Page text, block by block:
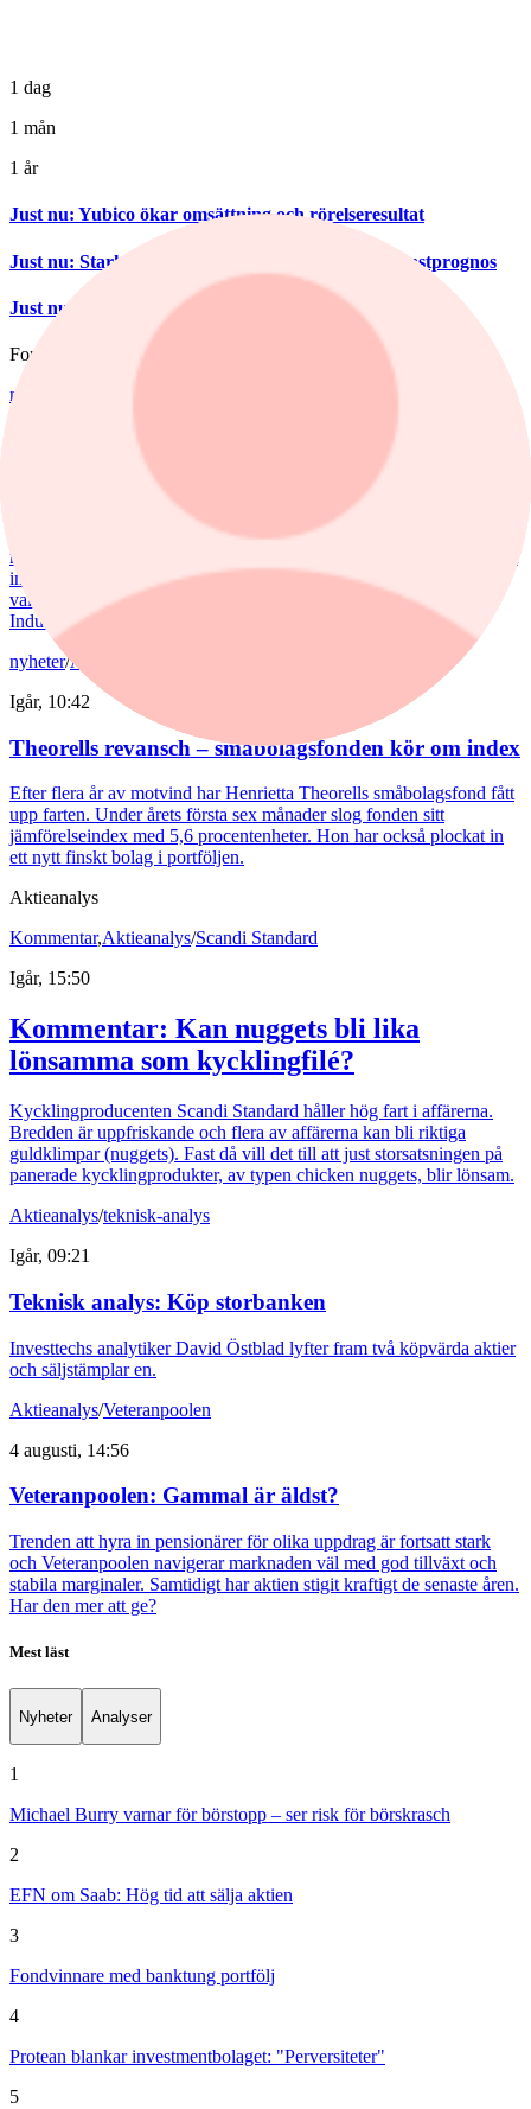
1 dag
1 mån
1 år
Just nu: Yubico ökar omsättning och rörelseresultat
Just nu: Stark orderingång för Siemens – höjer vinstprognos
Just nu Lundin Minings resultat sämre än väntat
Fonder
nyheter
Fondvinnare med banktung portfölj
Tommi Saukkoriipi har styrt nästan halva SEB Swedish Value Fund
mot finanssektorn. Det har varit ett vinnande drag. Fonden har slagit
index tydligt både i år och på längre sikt. Samtidigt har förvaltaren
valt sida mellan börsens två stora maktbolag - Investor och
Industrivärden.
nyheter/Aktiefonder
Igår, 10:42
Theorells revansch – småbolagsfonden kör om index
Efter flera år av motvind har Henrietta Theorells småbolagsfond fått
upp farten. Under årets första sex månader slog fonden sitt
jämförelseindex med 5,6 procentenheter. Hon har också plockat in
ett nytt finskt bolag i portföljen.
Aktieanalys
Kommentar,Aktieanalys/Scandi Standard
Igår, 15:50
Kommentar: Kan nuggets bli lika
lönsamma som kycklingfilé?
Kycklingproducenten Scandi Standard håller hög fart i affärerna.
Bredden är uppfriskande och flera av affärerna kan bli riktiga
guldklimpar (nuggets). Fast då vill det till att just storsatsningen på
panerade kycklingprodukter, av typen chicken nuggets, blir lönsam.
Aktieanalys/teknisk-analys
Igår, 09:21
Teknisk analys: Köp storbanken
Investtechs analytiker David Östblad lyfter fram två köpvärda aktier
och säljstämplar en.
Aktieanalys/Veteranpoolen
4 augusti, 14:56
Veteranpoolen: Gammal är äldst?
Trenden att hyra in pensionärer för olika uppdrag är fortsatt stark
och Veteranpoolen navigerar marknaden väl med god tillväxt och
stabila marginaler. Samtidigt har aktien stigit kraftigt de senaste åren.
Har den mer att ge?
Mest läst
Nyheter Analyser
1
Michael Burry varnar för börstopp – ser risk för börskrasch
2
EFN om Saab: Hög tid att sälja aktien
3
Fondvinnare med banktung portfölj
4
Protean blankar investmentbolaget: "Perversiteter"
5